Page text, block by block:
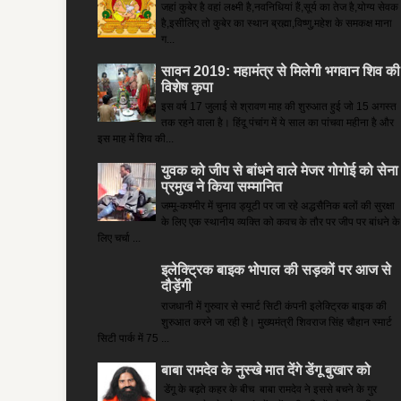
जहां कुबेर है­ वहां लक्ष्मी है,नवनिधियां हैं,सूर्य का तेज है,योग्य सेवक
है,इसीलिए तो कुबेर का स्थान ब्रह्मा,विष्णु,महेश के समकक्ष माना
ग...
सावन 2019: महामंत्र से मिलेगी भगवान शिव की
विशेष कृपा
इस वर्ष 17 जुलाई से श्रावण माह की शुरुआत हुई जो 15 अगस्त
तक रहने वाला है। हिंदू पंचांग में ये साल का पांचवा महीना है और
इस माह में शिव की...
युवक को जीप से बांधने वाले मेजर गोगोई को सेना
प्रमुख ने किया सम्‍मानित
जम्मू-कश्मीर में चुनाव ड्यूटी पर जा रहे अद्धसैनिक बलों की सुरक्षा
के लिए एक स्थानीय व्यक्ति को कवच के तौर पर जीप पर बांधने के
लिए चर्चा ...
इलेक्ट्रिक बाइक भोपाल की सड़कों पर आज से
दौड़ेंगी
राजधानी में गुरुवार से स्मार्ट सिटी कंपनी इलेक्ट्रिक बाइक की
शुरुआत करने जा रही है। मुख्यमंत्री शिवराज सिंह चौहान स्मार्ट
सिटी पार्क में 75 ...
बाबा रामदेव के नुस्खे मात देंगे डेंगू बुखार को
डेंगू के बढ़ते कहर के बीच बाबा रामदेव ने इससे बचने के गुर